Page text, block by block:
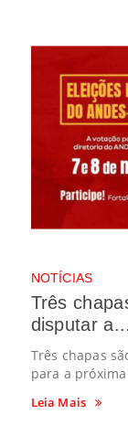
NOTÍCIAS
Três
disputar a...
Três chapas
para a
Leia Mais